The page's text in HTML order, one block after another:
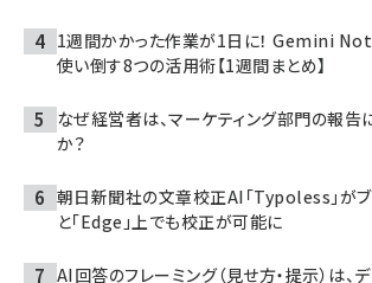
1週間かかった作業が1日に！ Gemini
使い倒す8つの活用術【1週間まとめ】
なぜ経営者は、マーケティング部門の報告
か？
朝日新聞社の文章校正AI「Typoless」がブ
と「Edge」上でも校正が可能に
AI回答のフレーミング（見せ方・提示）は、